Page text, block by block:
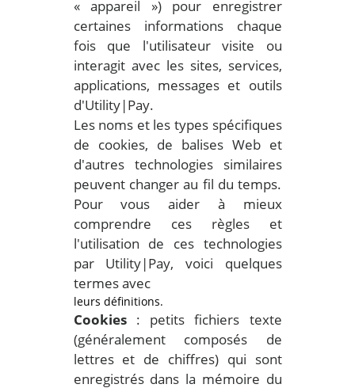
« appareil ») pour enregistrer
certaines informations chaque
fois que l'utilisateur visite ou
interagit avec les sites, services,
applications, messages et outils
d'Utility|Pay.
Les noms et les types spécifiques
de cookies, de balises Web et
d'autres technologies similaires
peuvent changer au fil du temps.
Pour vous aider à mieux
comprendre ces règles et
l'utilisation de ces technologies
par Utility|Pay, voici quelques
termes avec
leurs définitions.
Cookies: petits fichiers texte
(généralement composés de
lettres et de chiffres) qui sont
enregistrés dans la mémoire du